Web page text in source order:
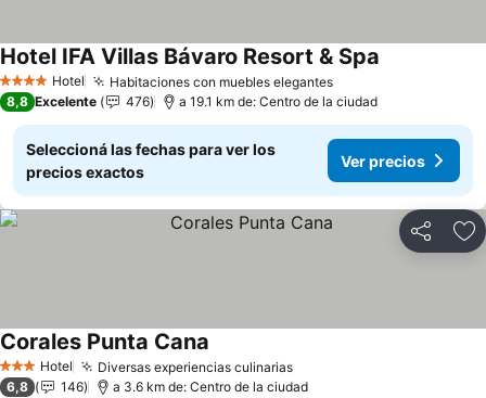
4 EstrellasHotel Habitaciones con muebles elegantesVer precios
Hotel IFA Villas Bávaro Resort & Spa
8,8 Excelente 476 a 19.1 km de: Centro de la ciudad
Seleccioná las fechas para ver los
precios exactos
Ver precios
Compartir
3 Estrellas
Hotel Diversas experiencias culinariasVer precios
Corales Punta Cana
6,8 146 a 3.6 km de: Centro de la ciudad